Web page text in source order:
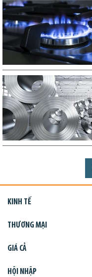
KINH TẾ
THƯƠNG MẠI
GIÁ CẢ
HỘI NHẬP